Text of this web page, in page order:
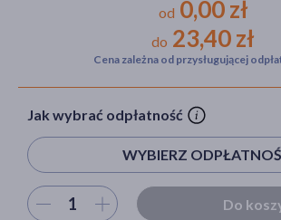
od 0,00 zł
do 23,40 zł
Cena zależna od przysługującej
Jak wybrać odpłatność
WYBIERZ
Wybierz ilość Do